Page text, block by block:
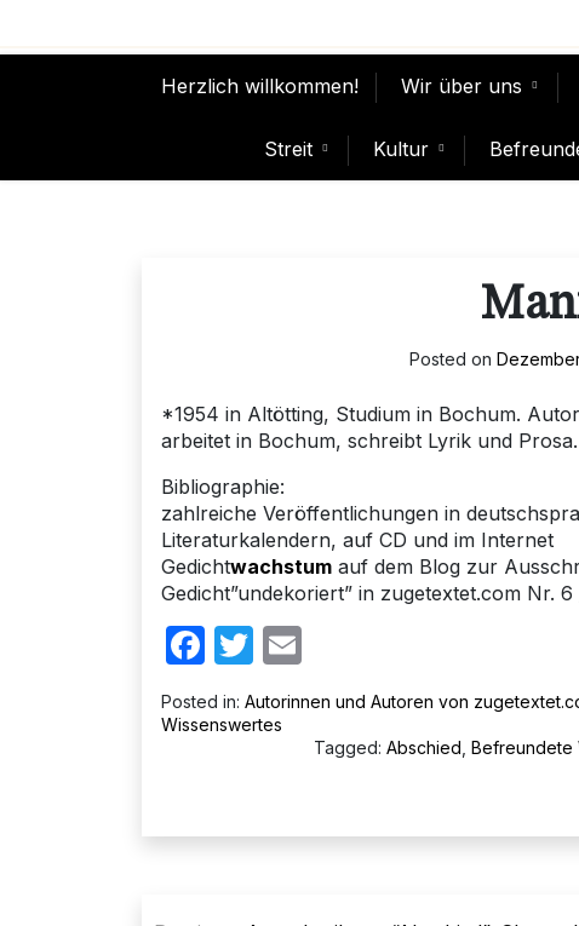
Herzlich willkommen! Wir über uns
Streit Kultur
Posted on
*1954 in Altötting, Studium in Bochum.
arbeitet in Bochum, schreibt Lyrik und Prosa.
Bibliographie:
zahlreiche Veröffentlichungen in
Literaturkalendern, auf CD und im Internet
Gedichtwachstum auf dem Blog zur
Gedicht”undekoriert” in zugetextet.com Nr.
Facebook
Twitter
Posted in: Autorinnen und Autoren von
Wissenswertes
Tagged: Abschied Befreundete
Beitragsnavigation